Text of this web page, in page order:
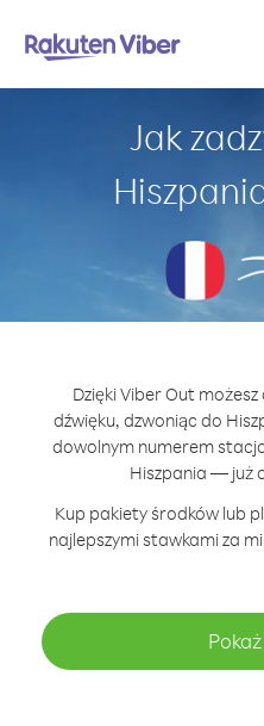
Jak
Dzięki Viber Out
dźwięku, dzwoniąc do
dowolnym numerem
Hiszpania — już
Kup pakiety środków lub
najlepszymi stawkami za